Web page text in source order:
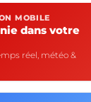
MOBILE
dans votre
réel, météo &